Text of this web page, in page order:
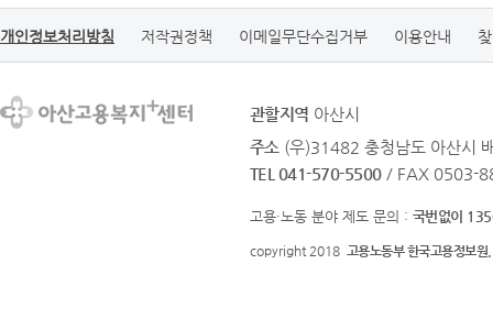
개인정보처리방침 저작권정책 이메일무단수집거부 이용안내
관할지역 아산시
주소 (우)31482 충청남도 아산시
TEL 041-570-5500 / FAX 0503-
고용·노동 분야 제도 문의 : 국번없이
copyright 2018 고용노동부 한국고용정보원.